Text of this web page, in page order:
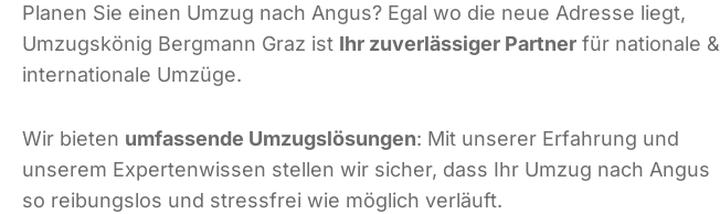
Planen Sie einen Umzug nach Angus? Egal wo die neue Adresse liegt,
Umzugskönig Bergmann Graz ist Ihr zuverlässiger Partner für nationale &
internationale Umzüge.
Wir bieten umfassende Umzugslösungen: Mit unserer Erfahrung und
unserem Expertenwissen stellen wir sicher, dass Ihr Umzug nach Angus
so reibungslos und stressfrei wie möglich verläuft.